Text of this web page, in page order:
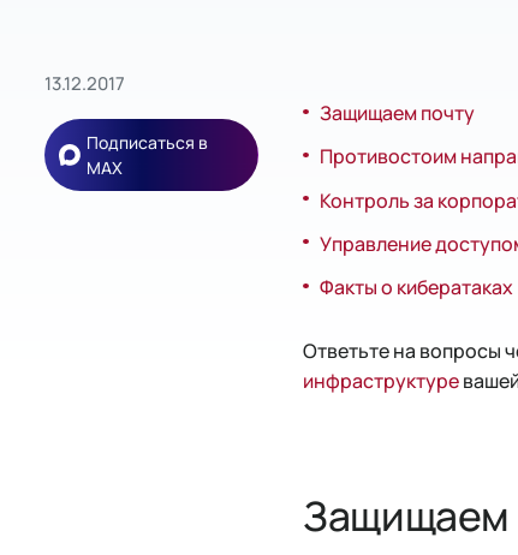
13.12.2017
Подписаться в
MAX
Защищаем почту
Противостоим
Контроль за
Управление
Факты о кибератаках
Ответьте на вопросы
инфраструктуре
Защищаем